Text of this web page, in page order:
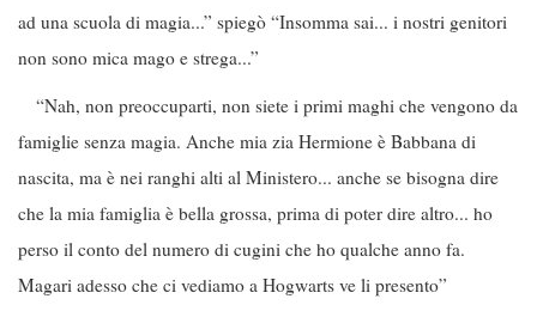
ad una scuola di magia...” spiegò “Insomma sai... i nostri genitori
non sono mica mago e strega...”
“Nah, non preoccuparti, non siete i primi maghi che vengono da
famiglie senza magia. Anche mia zia Hermione è Babbana di
nascita, ma è nei ranghi alti al Ministero... anche se bisogna dire
che la mia famiglia è bella grossa, prima di poter dire altro... ho
perso il conto del numero di cugini che ho qualche anno fa.
Magari adesso che ci vediamo a Hogwarts ve li presento”